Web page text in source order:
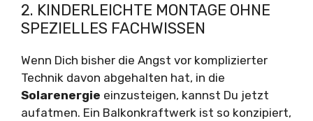
2. KINDERLEICHTE MONTAGE OHNE
SPEZIELLES FACHWISSEN
Wenn Dich bisher die Angst vor komplizierter
Technik davon abgehalten hat, in die
Solarenergie einzusteigen, kannst Du jetzt
aufatmen. Ein Balkonkraftwerk ist so konzipiert,